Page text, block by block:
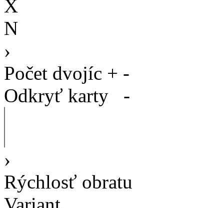
X
N
›
Počet dvojíc + -
Odkryť karty
-
›
Rýchlosť obratu